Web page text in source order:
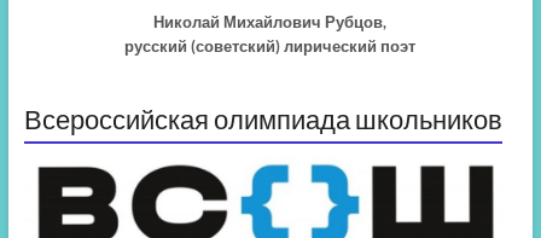
Николай Михайлович Рубцов,
русский (советский) лирический поэт
Всероссийская олимпиада школьников